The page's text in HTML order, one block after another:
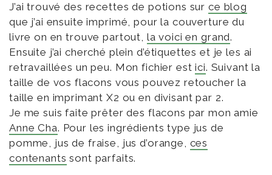
J’ai trouvé des recettes de potions surce blog
que j’ai ensuite imprimé, pour la couverture du
livre on en trouve partout, la voici en grand.
Ensuite j’ai cherché plein d’étiquettes et je les ai
retravaillées un peu. Mon fichier estici. Suivant la
taille de vos flacons vous pouvez retoucher la
taille en imprimant X2 ou en divisant par 2.
Je me suis faite prêter des flacons par mon amie
Anne Cha. Pour les ingrédients type jus de
pomme, jus de fraise, jus d’orange, ces
contenants sont parfaits.